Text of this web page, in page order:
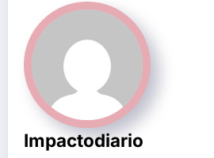
Impactodiario